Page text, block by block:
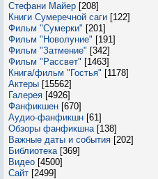
Стефани Майер [208]
Книги Сумеречной саги [122]
Фильм "Сумерки" [201]
Фильм "Новолуние" [191]
Фильм "Затмение" [342]
Фильм "Рассвет" [1463]
Книга/фильм "Гостья" [1178]
Актеры [15562]
Галерея [4926]
Фанфикшен [670]
Аудио-фанфикшн [61]
Обзоры фанфикшна [138]
Важные даты и события [202]
Библиотека [369]
Видео [4500]
Сайт [2499]